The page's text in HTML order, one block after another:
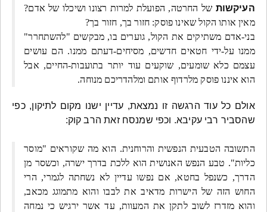
העיקשות של החרטה, הפועלת למרות רצונו ושיכלו של אדם?
מאין אותו הקול שאינו פוסק: חזור בך, חזור בך?
בני-אדם משתיקים את הקול, גוערים בו, מבקשים "להשתחרר"
ממנו על-ידי חטאים חדשים, מסיחים-דעתם ממנו. הם עושים
עצמם כלא שומעים, שוקעים עוד יותר בתועבות-החיים, אבל
הוא איננו פוסק מלרדוף אותם ומלהדריכם מנוחה.
אולם כל עוד הרגשה זו נמצאת, עדיין ישנו מקום לתיקון, כפי
שהסביר רבי עקיבא. וכפי שמנסח זאת הרב קוק:
התשובה הטבעית הנפשית והרוחנית. הוא מה שקוראים "מוסר
כליות". טבע הנפש האנושית הוא ללכת בדרך ישרה, וכשסר מן
הדרך, כשנפל בחטא, אם נפשו עדיין לא נשחתה לגמרי, הרי
החוש הזה של הישרות מדאיב את לבבו והוא מתמוגג מכאב,
והוא מזדרז לשוב לתקן את המעוות, עד אשר ירגיש כי נמחה